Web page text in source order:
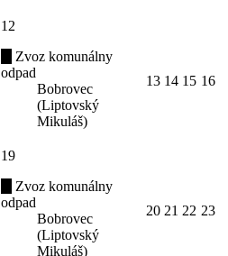
12
Zvoz komunálny
odpad
Bobrovec
(Liptovský
Mikuláš)
13 14 15 16
19
Zvoz komunálny
odpad
Bobrovec
(Liptovský
Mikuláš)
20 21 22 23